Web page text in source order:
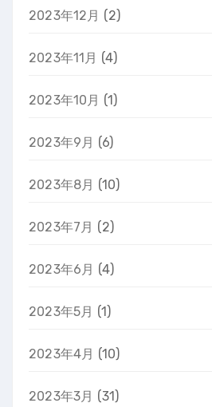
2023年12月 (2)
2023年11月 (4)
2023年10月 (1)
2023年9月 (6)
2023年8月 (10)
2023年7月 (2)
2023年6月 (4)
2023年5月 (1)
2023年4月 (10)
2023年3月 (31)